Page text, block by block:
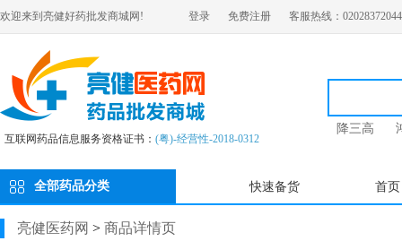
欢迎来到亮健好药批发商城网! 登录 免费注册 客服热线：02028372044
互联网药品信息服务资格证书： (粤)-经营性-2018-0312
降三高
全部药品分类 快速备货 首页
亮健医药网 > 商品详情页